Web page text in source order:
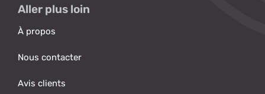
Aller plus loin
À propos
Nous contacter
Avis clients